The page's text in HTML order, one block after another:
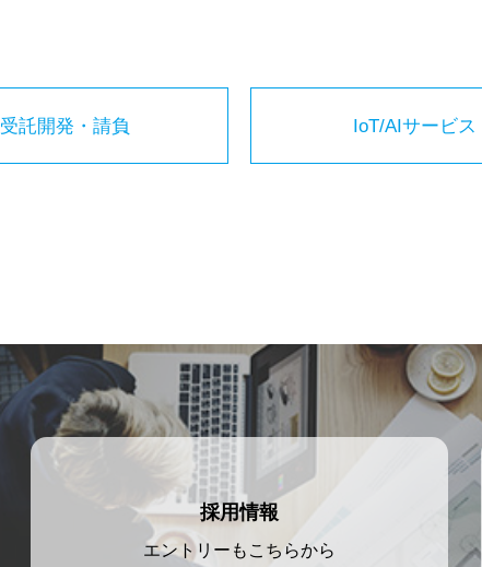
受託開発・請負 IoT/AIサービス
採用情報
エントリーもこちらから